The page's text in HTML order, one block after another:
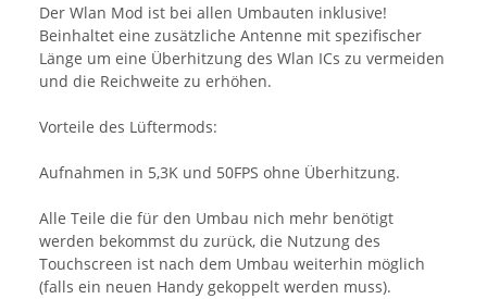
Der Wlan Mod ist bei allen Umbauten inklusive!
Beinhaltet eine zusätzliche Antenne mit spezifischer
Länge um eine Überhitzung des Wlan ICs zu vermeiden
und die Reichweite zu erhöhen.
Vorteile des Lüftermods:
Aufnahmen in 5,3K und 50FPS ohne Überhitzung.
Alle Teile die für den Umbau nich mehr benötigt
werden bekommst du zurück, die Nutzung des
Touchscreen ist nach dem Umbau weiterhin möglich
(falls ein neuen Handy gekoppelt werden muss).